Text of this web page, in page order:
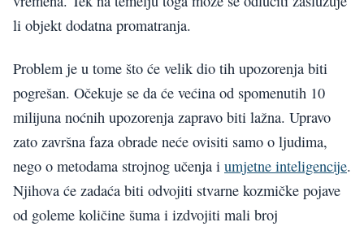
li objekt dodatna promatranja.
Problem je u tome što će velik dio tih upozorenja biti
pogrešan. Očekuje se da će većina od spomenutih 10
milijuna noćnih upozorenja zapravo biti lažna. Upravo
zato završna faza obrade neće ovisiti samo o ljudima,
nego o metodama strojnog učenja i umjetne inteligencije.
Njihova će zadaća biti odvojiti stvarne kozmičke pojave
od goleme količine šuma i izdvojiti mali broj